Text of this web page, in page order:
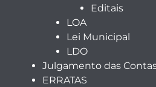
Editais
LOA
Lei Municipal
LDO
Julgamento das
ERRATAS